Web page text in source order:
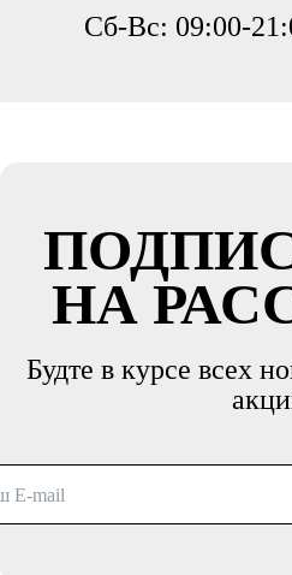
Сб-Вс: 09:00-
НА
Будте в курсе всех